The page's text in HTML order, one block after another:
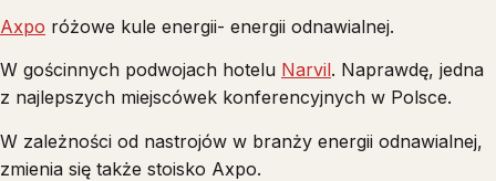
Axpo różowe kule energii- energii odnawialnej.
W gościnnych podwojach hotelu Narvil. Naprawdę, jedna
z najlepszych miejscówek konferencyjnych w Polsce.
W zależności od nastrojów w branży energii odnawialnej,
zmienia się także stoisko Axpo.